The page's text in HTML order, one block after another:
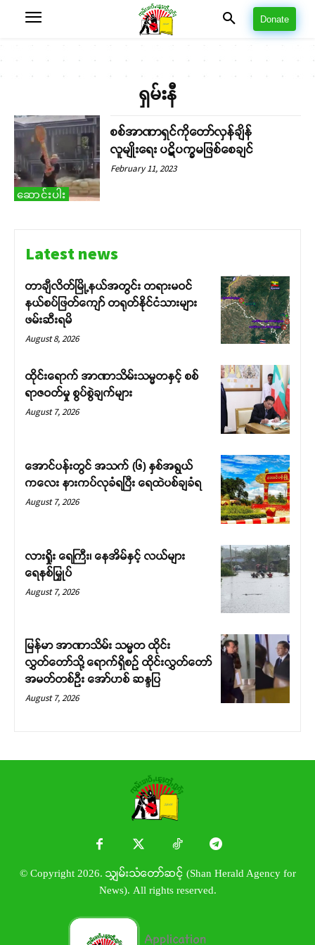
Donate
ရှမ်းနီ
ဆောင်းပါး
စစ်အာဏာရှင်ကိုတော်လှန်ချိန်
လူမျိုးရေး ပဋိပက္ခမဖြစ်စေချင်
February 11, 2023
Latest news
တာချီလိတ်မြို့နယ်အတွင်း တရားမဝင်
နယ်စပ်ဖြတ်ကျော် တရုတ်နိုင်ငံသားများ
ဖမ်းဆီးရမိ
August 8, 2026
ထိုင်းရောက် အာဏာသိမ်းသမ္မတနှင့် စစ်
ရာဇဝတ်မှု စွပ်စွဲချက်များ
August 7, 2026
အောင်ပန်းတွင် အသက် (၆) နှစ်အရွယ်
ကလေး နားကပ်လုခံရပြီး ရေထဲပစ်ချခံရ
August 7, 2026
လားရှိုး ရေကြီး၊ နေအိမ်နှင့် လယ်များ
ရေနစ်မြှုပ်
August 7, 2026
မြန်မာ အာဏာသိမ်း သမ္မတ ထိုင်း
လွှတ်တော်သို့ ရောက်ရှိစဉ် ထိုင်းလွှတ်တော်
အမတ်တစ်ဦး အော်ဟစ် ဆန္ဒပြ
August 7, 2026
© Copyright 2026. သျှမ်းသံတော်ဆင့် (Shan Herald Agency for
News). All rights reserved.